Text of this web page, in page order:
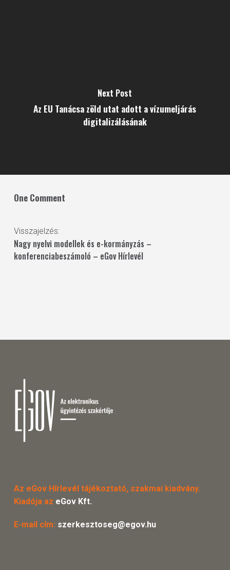
Next Post
Az EU Tanácsa zöld utat adott a vízumeljárás
digitalizálásának
One Comment
Visszajelzés:
Nagy nyelvi modellek és e-kormányzás –
konferenciabeszámoló – eGov Hírlevél
Az eGov Hírlevél tájékoztató, szakmai kiadvány.
Kiadója az eGov Kft.
E-mail cím: szerkesztoseg@egov.hu